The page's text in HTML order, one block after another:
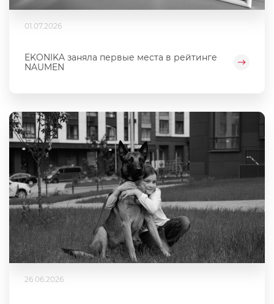
01.07.2026
EKONIKA заняла первые места в рейтинге
NAUMEN
26.06.2026